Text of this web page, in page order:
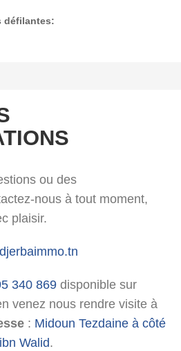
défilantes:
ou des
nous à tout moment,
plaisir.
340 869 disponible sur
venez nous rendre visite à
: Midoun Tezdaine à côté
Walid.